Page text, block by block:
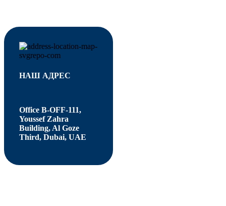
НАШ АДРЕС
Office B-OFF-111,
Youssef Zahra
Building, Al Goze
Third, Dubai, UAE